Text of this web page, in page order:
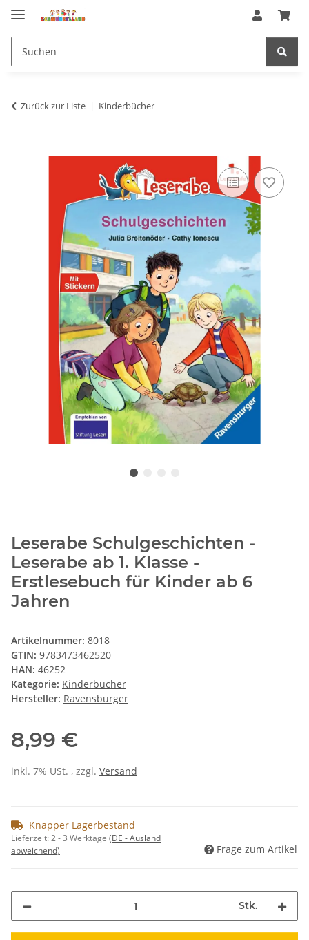
Zurück zur Liste Kinderbücher
Leserabe Schulgeschichten -
Leserabe ab 1. Klasse -
Erstlesebuch für Kinder ab 6
Jahren
Artikelnummer: 8018
GTIN: 9783473462520
HAN: 46252
Kategorie: Kinderbücher
Hersteller: Ravensburger
8,99 €
inkl. 7% USt. , zzgl. Versand
Knapper Lagerbestand
Lieferzeit:2 - 3 Werktage (DE - Ausland
abweichend)
Frage zum Artikel
Stk.